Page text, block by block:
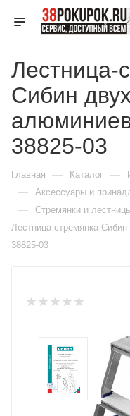
Лестница-
Сибин
38825-03
Главная — Каталог —
— Аксессуары и
— Стремянки и
Лестница-стремянка
38825-03